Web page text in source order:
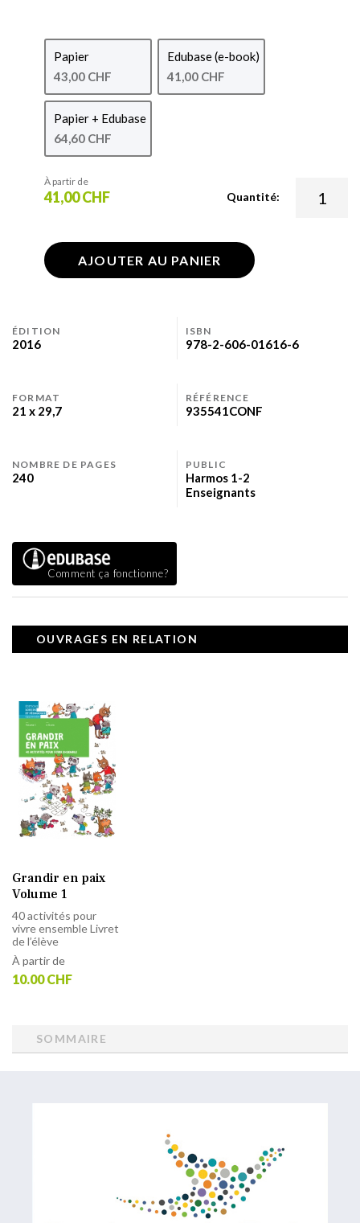
Papier
43,00 CHF
Edubase (e-book)
41,00 CHF
Papier + Edubase
64,60 CHF
Quantité:
À partir de
41,00 CHF
AJOUTER AU PANIER
ÉDITION
2016
ISBN
978-2-606-01616-6
FORMAT
21 x 29,7
RÉFÉRENCE
935541CONF
NOMBRE DE PAGES
240
PUBLIC
Harmos 1-2
Enseignants
Comment ça fonctionne?
OUVRAGES EN RELATION
Grandir en paix
Volume 1
40 activités pour
vivre ensemble Livret
de l’élève
À partir de
10.00 CHF
SOMMAIRE